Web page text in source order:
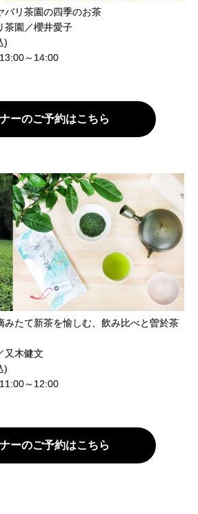
バリ茶園の四季のお茶
茶園／櫻井愛子
)
～14:00
ーのご予約はこちら
みたて新茶を愉しむ、飲み比べと曽於茶
又木健文
)
～12:00
ーのご予約はこちら